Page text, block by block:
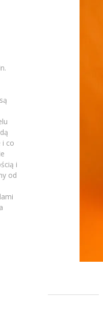
i co
i
od